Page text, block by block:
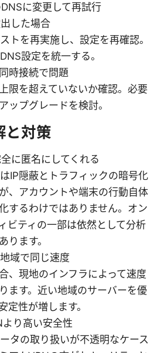
に変更して再試行
した場合
トを再実施し、設定を再確認。
設定を統一する。
時接続で問題
限を超えていないか確認。必要
ップグレードを検討。
と対策
に匿名にしてくれる
IP隠蔽とトラフィックの暗号化
、アカウントや端末の行動自体
するわけではありません。オン
ビティの一部は依然として分析
ります。
域で同じ速度
、現地のインフラによって速度
ます。近い地域のサーバーを優
定性が増します。
り高い安全性
タの取り扱いが不透明なケース